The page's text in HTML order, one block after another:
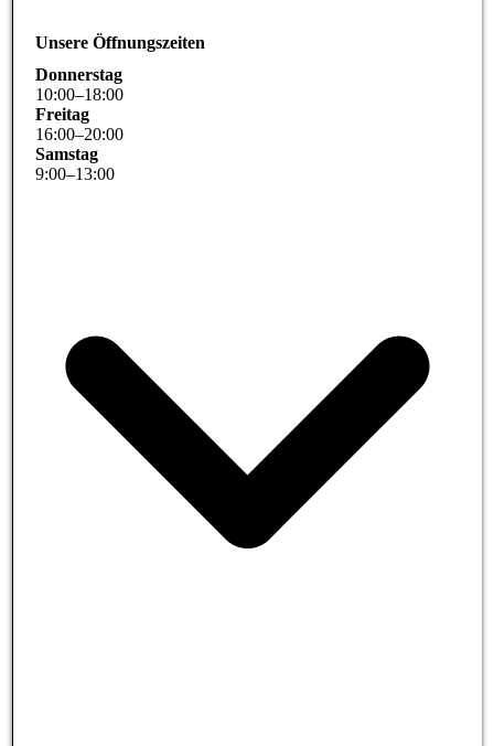
Unsere Öffnungszeiten
Donnerstag
10:00–18:00
Freitag
16:00–20:00
Samstag
9:00–13:00